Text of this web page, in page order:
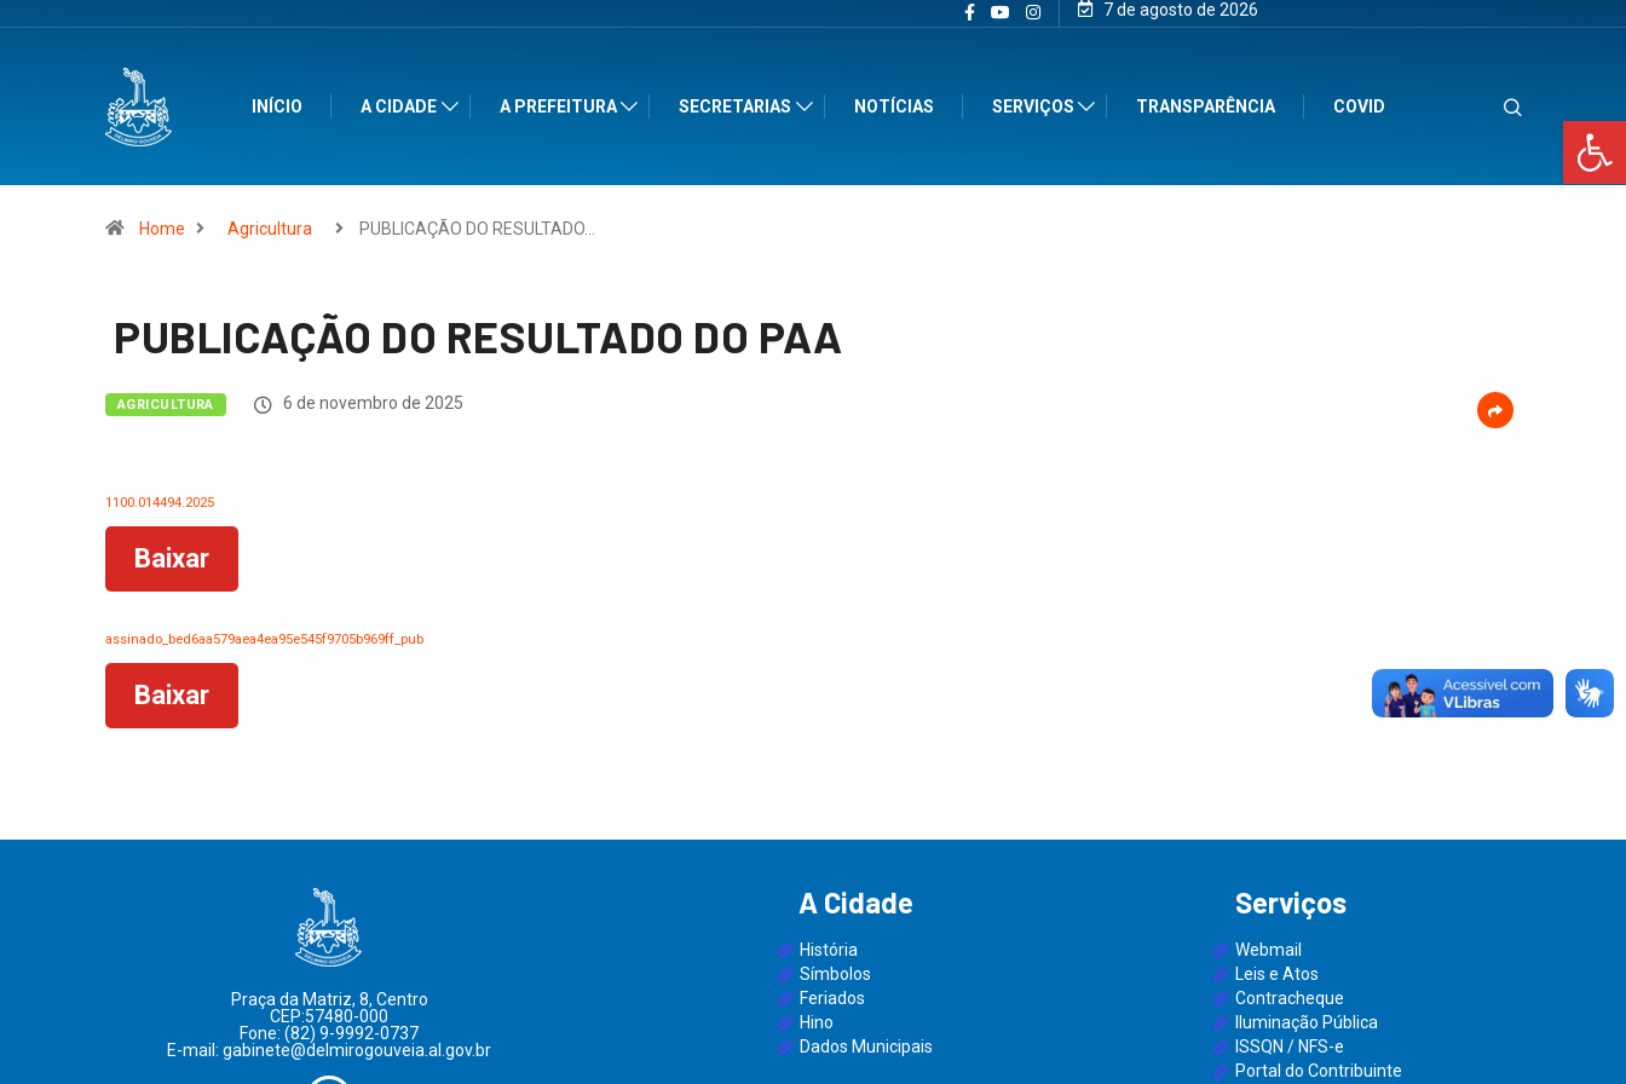
7 de agosto de 2026
INÍCIO A CIDADE A PREFEITURA SECRETARIAS NOTÍCIAS SERVIÇOS TRANSPARÊNCIA COVID
Home Agricultura PUBLICAÇÃO DO RESULTADO…
PUBLICAÇÃO DO RESULTADO DO PAA
AGRICULTURA 6 de novembro de 2025
1100.014494.2025
Baixar
assinado_bed6aa579aea4ea95e545f9705b969ff_pub
Baixar
Praça da Matriz, 8, Centro
CEP:57480-000
Fone: (82) 9-9992-0737
E-mail: gabinete@delmirogouveia.al.gov.br
A Cidade
História
Símbolos
Feriados
Hino
Dados Municipais
Serviços
Webmail
Leis e Atos
Contracheque
Iluminação Pública
ISSQN / NFS-e
Portal do Contribuinte